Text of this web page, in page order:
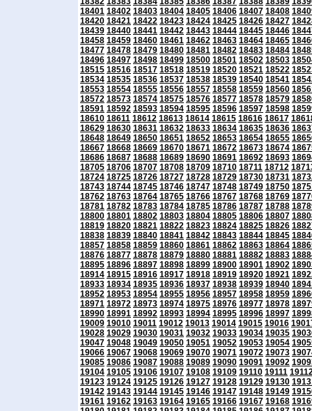
18401 18402 18403 18404 18405 18406 18407 18408
18420 18421 18422 18423 18424 18425 18426 18427
18439 18440 18441 18442 18443 18444 18445 18446
18458 18459 18460 18461 18462 18463 18464 18465
18477 18478 18479 18480 18481 18482 18483 18484
18496 18497 18498 18499 18500 18501 18502 18503
18515 18516 18517 18518 18519 18520 18521 18522
18534 18535 18536 18537 18538 18539 18540 18541
18553 18554 18555 18556 18557 18558 18559 18560
18572 18573 18574 18575 18576 18577 18578 18579
18591 18592 18593 18594 18595 18596 18597 18598
18610 18611 18612 18613 18614 18615 18616 18617
18629 18630 18631 18632 18633 18634 18635 18636
18648 18649 18650 18651 18652 18653 18654 18655
18667 18668 18669 18670 18671 18672 18673 18674
18686 18687 18688 18689 18690 18691 18692 18693
18705 18706 18707 18708 18709 18710 18711 18712
18724 18725 18726 18727 18728 18729 18730 18731
18743 18744 18745 18746 18747 18748 18749 18750
18762 18763 18764 18765 18766 18767 18768 18769
18781 18782 18783 18784 18785 18786 18787 18788
18800 18801 18802 18803 18804 18805 18806 18807
18819 18820 18821 18822 18823 18824 18825 18826
18838 18839 18840 18841 18842 18843 18844 18845
18857 18858 18859 18860 18861 18862 18863 18864
18876 18877 18878 18879 18880 18881 18882 18883
18895 18896 18897 18898 18899 18900 18901 18902
18914 18915 18916 18917 18918 18919 18920 18921
18933 18934 18935 18936 18937 18938 18939 18940
18952 18953 18954 18955 18956 18957 18958 18959
18971 18972 18973 18974 18975 18976 18977 18978
18990 18991 18992 18993 18994 18995 18996 18997
19009 19010 19011 19012 19013 19014 19015 19016
19028 19029 19030 19031 19032 19033 19034 19035
19047 19048 19049 19050 19051 19052 19053 19054
19066 19067 19068 19069 19070 19071 19072 19073
19085 19086 19087 19088 19089 19090 19091 19092
19104 19105 19106 19107 19108 19109 19110 19111
19123 19124 19125 19126 19127 19128 19129 19130
19142 19143 19144 19145 19146 19147 19148 19149
19161 19162 19163 19164 19165 19166 19167 19168